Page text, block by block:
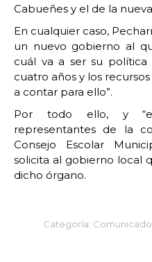
Cabueñes y el de la
En cualquier caso,
un nuevo gobierno al
cuál va a ser su política
cuatro años y los
a contar para ello”.
Por todo ello, y
representantes de la
Consejo Escolar
solicita al gobierno local
dicho órgano.
Categoría: